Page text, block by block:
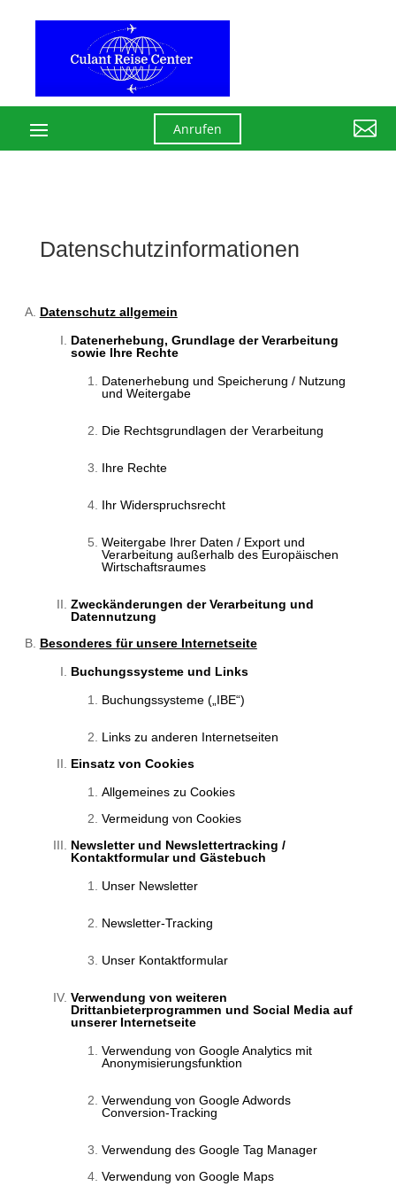
Anrufen 
Datenschutzinformationen
Datenschutz allgemein
Datenerhebung, Grundlage der Verarbeitung
sowie Ihre Rechte
Datenerhebung und Speicherung / Nutzung
und Weitergabe
Die Rechtsgrundlagen der Verarbeitung
Ihre Rechte
Ihr Widerspruchsrecht
Weitergabe Ihrer Daten / Export und
Verarbeitung außerhalb des Europäischen
Wirtschaftsraumes
Zweckänderungen der Verarbeitung und
Datennutzung
Besonderes für unsere Internetseite
Buchungssysteme und Links
Buchungssysteme („IBE“)
Links zu anderen Internetseiten
Einsatz von Cookies
Allgemeines zu Cookies
Vermeidung von Cookies
Newsletter und Newslettertracking /
Kontaktformular und Gästebuch
Unser Newsletter
Newsletter-Tracking
Unser Kontaktformular
Verwendung von weiteren
Drittanbieterprogrammen und Social Media auf
unserer Internetseite
Verwendung von Google Analytics mit
Anonymisierungsfunktion
Verwendung von Google Adwords
Conversion-Tracking
Verwendung des Google Tag Manager
Verwendung von Google Maps